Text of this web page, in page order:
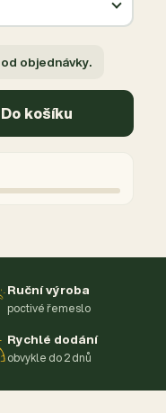
od objednávky.
Do košíku
Ruční výroba
poctivé řemeslo
Rychlé dodání
obvykle do 2 dnů